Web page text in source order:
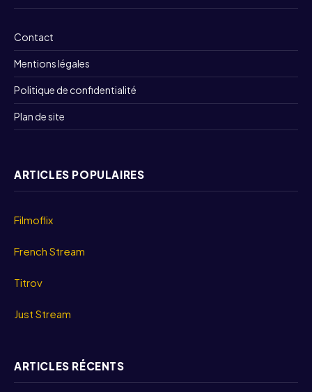
Contact
Mentions légales
Politique de confidentialité
Plan de site
ARTICLES POPULAIRES
Filmoflix
French Stream
Titrov
Just Stream
ARTICLES RÉCENTS